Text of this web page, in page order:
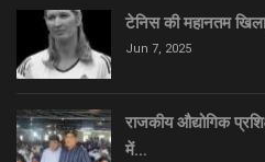
टेनिस की महानतम
Jun 7, 2025
राजकीय औद्योगिक
में…